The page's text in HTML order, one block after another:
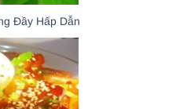
Đầy Hấp Dẫn